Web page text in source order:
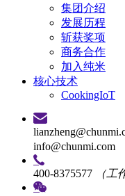
集团介绍
发展历程
斩获奖项
商务合作
加入纯米
核心技术
CookingIoT
info@chunmi.com
400-8375577 （工